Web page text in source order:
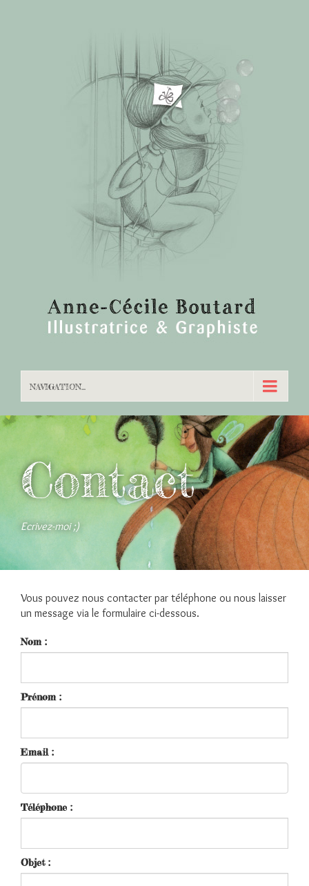
NAVIGATION...
Contact
Ecrivez-moi ;)
Vous pouvez nous contacter par téléphone ou nous laisser
un message via le formulaire ci-dessous.
Nom :
Prénom :
Email :
Téléphone :
Objet :